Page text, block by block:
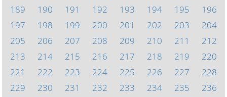
189
190 191 192 193 194 195
196
197
198 199 200 201 202 203
204
205
206 207 208 209 210 211
212
213
214 215 216 217 218 219
220
221
222 223 224 225 226 227
228
229
230 231 232 233 234 235
236